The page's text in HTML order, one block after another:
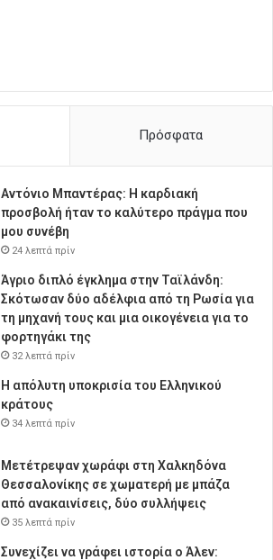
Πρόσφατα
Αντόνιο Μπαντέρας: Η καρδιακή
προσβολή ήταν το καλύτερο πράγμα που
μου συνέβη
24 λεπτά πρίν
Άγριο διπλό έγκλημα στην Ταϊλάνδη:
Σκότωσαν δύο αδέλφια από τη Ρωσία για
τη μηχανή τους και μια οικογένεια για το
φορτηγάκι της
32 λεπτά πρίν
Η απόλυτη υποκρισία του Ελληνικού
κράτους
34 λεπτά πρίν
Μετέτρεψαν χωράφι στη Χαλκηδόνα
Θεσσαλονίκης σε χωματερή με μπάζα
από ανακαινίσεις, δύο συλλήψεις
35 λεπτά πρίν
Συνεχίζει να γράφει ιστορία ο Άλεν: